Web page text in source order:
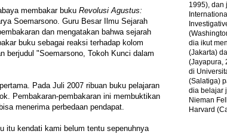
membakar buku Revolusi Agustus:
Soemarsono. Guru Besar Ilmu Sejarah
dan mengatakan bahwa sejarah
buku sebagai reaksi terhadap kolom
berjudul "Soemarsono, Tokoh Kunci dalam
Pada Juli 2007 ribuan buku pelajaran
Pembakaran-pembakaran ini membuktikan
menerima perbedaan pendapat.
itu kendati kami belum tentu sepenuhnya
1995), dan
dia ikut
(Jakarta)
(Jayapura,
di
(Salatiga)
dia belajar
Nieman
Harvard